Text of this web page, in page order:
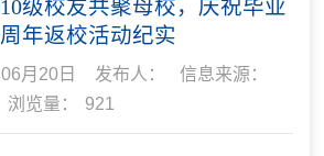
级校友共聚母校，庆祝毕业
年返校活动纪实
月20日 发布人：
信息来源：
浏览量：
921